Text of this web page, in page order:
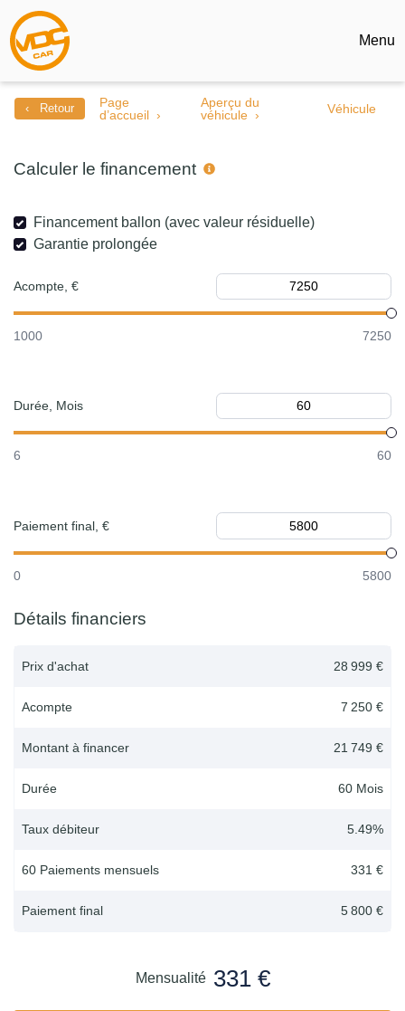
Menu
‹ Retour
Page
d’accueil
Aperçu du
véhicule
Véhicule
Calculer le financement
Financement ballon (avec valeur résiduelle)
Garantie prolongée
Acompte, €
1000 7250
Durée, Mois
6 60
Paiement final, €
0 5800
Détails financiers
Prix d'achat 28 999 €
Acompte 7 250 €
Montant à financer 21 749 €
Durée 60 Mois
Taux débiteur 5.49%
60 Paiements mensuels 331 €
Paiement final 5 800 €
Mensualité 331 €